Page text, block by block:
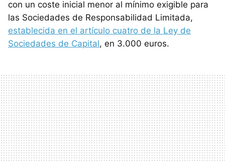
con un coste inicial menor al mínimo exigible para
las Sociedades de Responsabilidad Limitada,
establecida en el artículo cuatro de la Ley de
Sociedades de Capital, en 3.000 euros.